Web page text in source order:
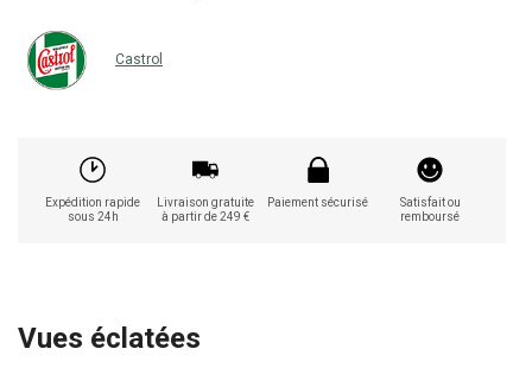
Castrol
Expédition rapide
sous 24h
Livraison gratuite
à partir de 249 €
Paiement sécurisé
Satisfait ou
remboursé
Vues éclatées